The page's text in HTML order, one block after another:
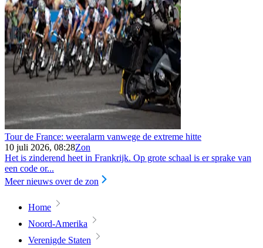
Tour de France: weeralarm vanwege de extreme hitte
10 juli 2026, 08:28Zon
Het is zinderend heet in Frankrijk. Op grote schaal is er sprake van
een code or...
Meer nieuws over de zon
Home
Noord-Amerika
Verenigde Staten